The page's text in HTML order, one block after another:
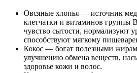
Овсяные хлопья — источник
клетчатки и витаминов группы
чувство сытости, нормализуют
способствуют мягкому
Кокос — богат полезными
улучшению обмена веществ,
здоровье кожи и волос.